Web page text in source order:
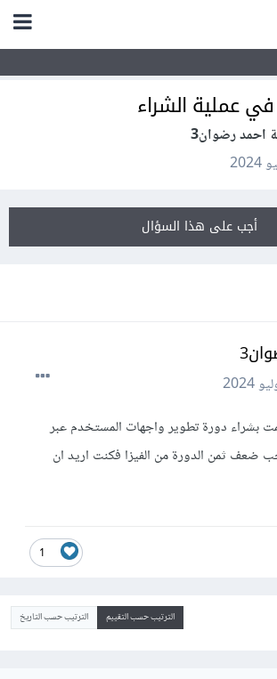
عملية الشراء
احمد رضوان3
أجب على هذا السؤال
بشراء دورة تطوير واجهات المستخدم عبر
ضعف ثمن الدورة من الفيزا فكنت اريد ان
1
الترتيب حسب التقييم الترتيب حسب التاريخ